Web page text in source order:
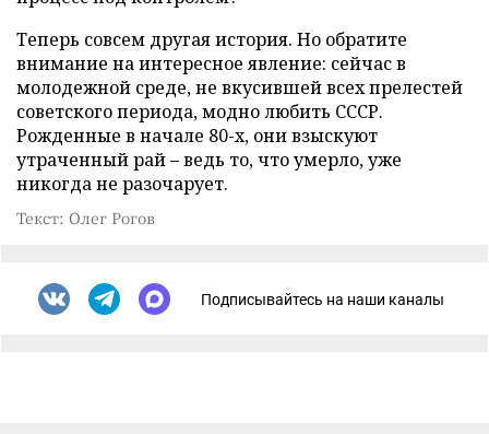
Теперь совсем другая история. Но обратите
внимание на интересное явление: сейчас в
молодежной среде, не вкусившей всех прелестей
советского периода, модно любить СССР.
Рожденные в начале 80-х, они взыскуют
утраченный рай – ведь то, что умерло, уже
никогда не разочарует.
Текст: Олег Рогов
Подписывайтесь на наши каналы